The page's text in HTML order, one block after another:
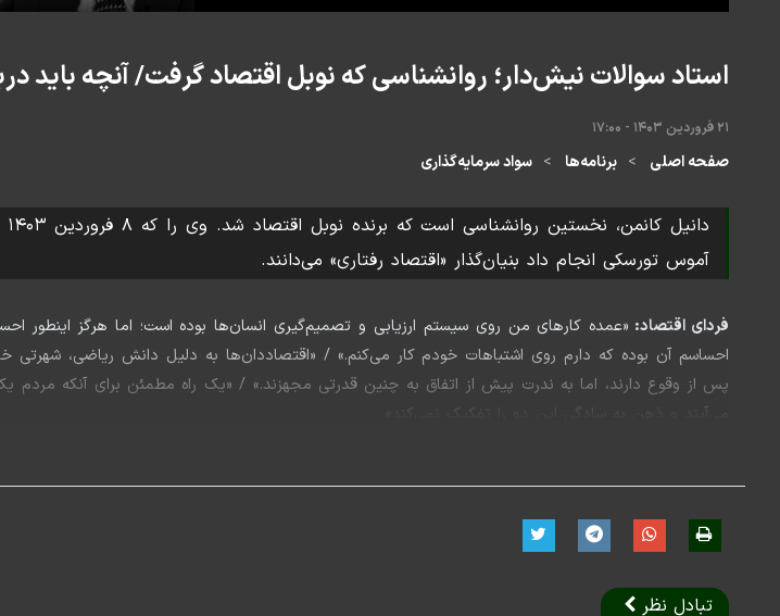
استاد سوالات نیش‌دار؛ روانشناسی که نوبل اقتصاد گرفت/ آنچه باید
۲۱ فروردین ۱۴۰۳ - ۱۷:۰۰
صفحه اصلی برنامه‌ها سواد سرمایه‌گذاری
آموس تورسکی انجام داد بنیان‌گذار «اقتصاد رفتاری» می‌دانند.
فردای اقتصاد: «عمده کارهای من روی سیستم ارزیابی و تصمیم‌گیری انسان‌ها بوده است؛ اما هرگز
احساسم آن بوده که دارم روی اشتباهات خودم کار می‌کنم.» / «اقتصاددان‌ها به دلیل دانش ریاضی، شهرتی
پس از وقوع دارند، اما به ندرت پیش از اتفاق به چنین قدرتی مجهزند.» / «یک راه مطمئن برای آنکه مردم
می‌آیند و ذهن به سادگی این دو را تفکیک نمی‌کند»
آموس تورسکی انجام داد بنیان‌گذار «اقتصاد رفتاری» می‌دانند.
اما او در زندگی علمی خود چه کرد؟ چهار مقاله بسیار مهم دانیل کانمن:
سال ۱۹۷۱: «باور به قانون اعداد کوچک»؛ مقاله‌ای که نشان می‌دهد مردم چقدر دچار بیش‌برآوردی از دانشی هستند که از یک نمونه یا تجربه کوچک به دست آورده‌اند.
تبادل نظر